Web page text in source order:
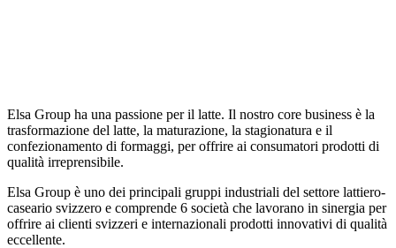
Elsa Group ha una passione per il latte. Il nostro core business è la
trasformazione del latte, la maturazione, la stagionatura e il
confezionamento di formaggi, per offrire ai consumatori prodotti di
qualità irreprensibile.
Elsa Group è uno dei principali gruppi industriali del settore lattiero-
caseario svizzero e comprende 6 società che lavorano in sinergia per
offrire ai clienti svizzeri e internazionali prodotti innovativi di qualità
eccellente.